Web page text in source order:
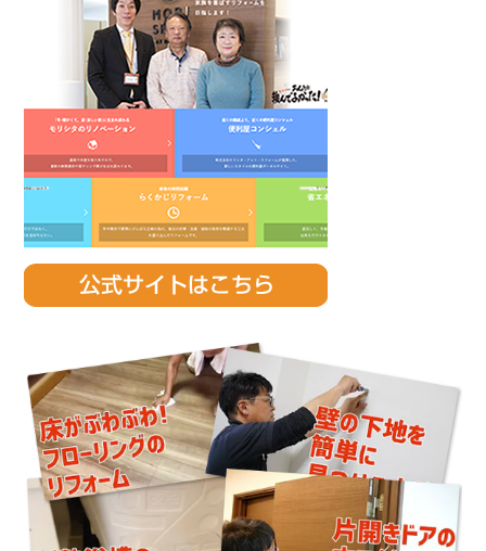
Sidebar